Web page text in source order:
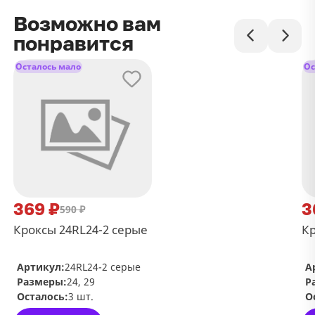
Возможно вам
понравится
Осталось мало
369 ₽590 ₽
Кроксы 24RL24-2 серые
Артикул:24RL24-2 серые
Размеры:24, 29
Осталось:3 шт.